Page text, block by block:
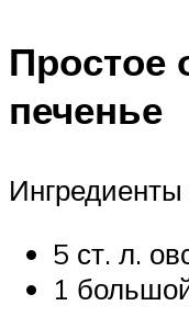
Простое
печенье
5 ст. л.
1